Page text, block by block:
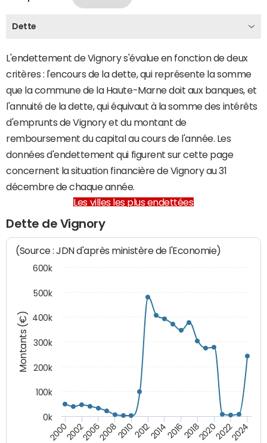
Dette
L'endettement de Vignory s'évalue en fonction de deux
critères : l'encours de la dette, qui représente la somme
que la commune de la Haute-Marne doit aux banques, et
l'annuité de la dette, qui équivaut à la somme des intérêts
d'emprunts de Vignory et du montant de
remboursement du capital au cours de l'année. Les
données d'endettement qui figurent sur cette page
concernent la situation financière de Vignory au 31
décembre de chaque année.
Les villes les plus endettées
Dette de Vignory
Montants (€)
(Source : JDN d'après ministère de l'Economie)
200020022006200820102012201420162018202020222024
0k
100k
200k
300k
400k
500k
600k